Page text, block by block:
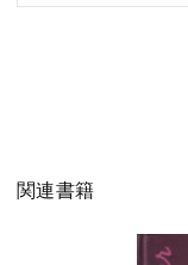
関連書籍